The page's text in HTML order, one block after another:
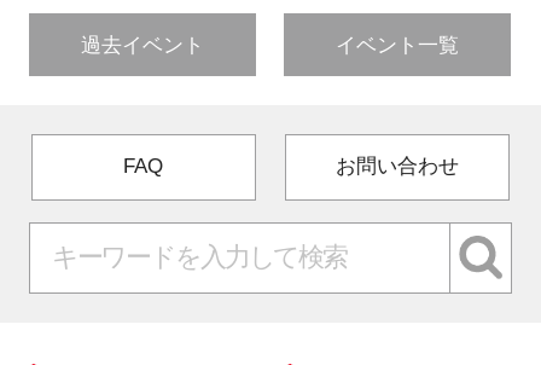
過去イベント イベント一覧
FAQ お問い合わせ